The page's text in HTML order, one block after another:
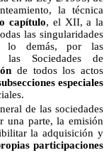
la técnica
capítulo, el XII, a la
las singularidades
lo demás, por las
Sociedades de
de todos los actos
especiales
de las sociedades
una parte, la emisión
la adquisición y
participaciones